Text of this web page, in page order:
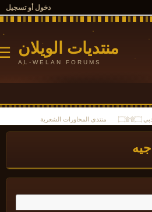
دخول أو تسجيل
منتديات الويلان
AL-WELAN FORUMS
☰
منتدى المحاورات الشعرية